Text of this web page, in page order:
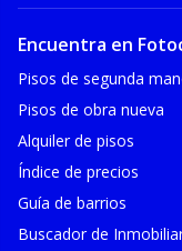
Encuentra en
Pisos de segunda
Pisos de obra nueva
Alquiler de pisos
Índice de precios
Guía de barrios
Buscador de